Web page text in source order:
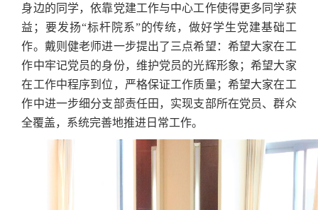
身边的同学，依靠党建工作与中心工作使得更多同学获
益；要发扬“标杆院系”的传统，做好学生党建基础工
作。戴则健老师进一步提出了三点希望：希望大家在工
作中牢记党员的身份，维护党员的光辉形象；希望大家
在工作中程序到位，严格保证工作质量；希望大家在工
作中进一步细分支部责任田，实现支部所在党员、群众
全覆盖，系统完善地推进日常工作。